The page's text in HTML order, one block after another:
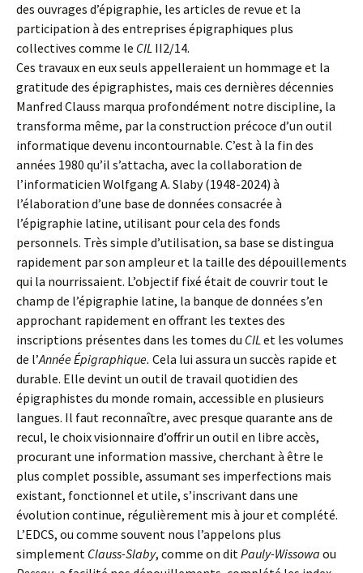
des ouvrages d’épigraphie, les articles de revue et la
participation à des entreprises épigraphiques plus
collectives comme le CIL II2/14.
Ces travaux en eux seuls appelleraient un hommage et la
gratitude des épigraphistes, mais ces dernières décennies
Manfred Clauss marqua profondément notre discipline, la
transforma même, par la construction précoce d’un outil
informatique devenu incontournable. C’est à la fin des
années 1980 qu’il s’attacha, avec la collaboration de
l’informaticien Wolfgang A. Slaby (1948-2024) à
l’élaboration d’une base de données consacrée à
l’épigraphie latine, utilisant pour cela des fonds
personnels. Très simple d’utilisation, sa base se distingua
rapidement par son ampleur et la taille des dépouillements
qui la nourrissaient. L’objectif fixé était de couvrir tout le
champ de l’épigraphie latine, la banque de données s’en
approchant rapidement en offrant les textes des
inscriptions présentes dans les tomes du CILet les volumes
de l’Année Épigraphique. Cela lui assura un succès rapide et
durable. Elle devint un outil de travail quotidien des
épigraphistes du monde romain, accessible en plusieurs
langues. Il faut reconnaître, avec presque quarante ans de
recul, le choix visionnaire d’offrir un outil en libre accès,
procurant une information massive, cherchant à être le
plus complet possible, assumant ses imperfections mais
existant, fonctionnel et utile, s’inscrivant dans une
évolution continue, régulièrement mis à jour et complété.
L’EDCS, ou comme souvent nous l’appelons plus
simplement Clauss-Slaby, comme on ditPauly-Wissowa ou